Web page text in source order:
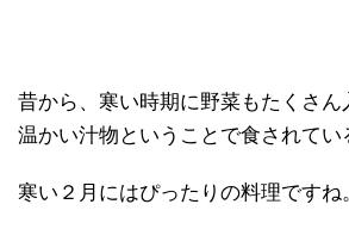
昔から、寒い時期に野菜もたくさん
温かい汁物ということで食されてい
寒い２月にはぴったりの料理ですね